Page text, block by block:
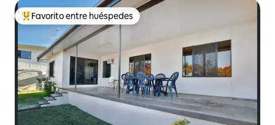
Favorito entre huéspedes preferido
Favorito entre huéspedes